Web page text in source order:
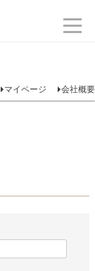
マイページ 会社概要